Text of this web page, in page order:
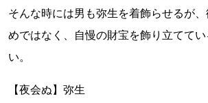
そんな時には男も弥生を着飾らせるが
めではなく、自慢の財宝を飾り立てて
い。
【夜会ぬ】弥生